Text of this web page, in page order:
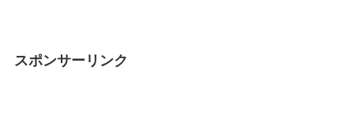
スポンサーリンク